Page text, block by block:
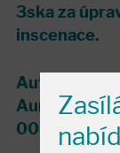
3ska za
inscenace.
Autorská
Aura - Pont,
00 Praha 4.